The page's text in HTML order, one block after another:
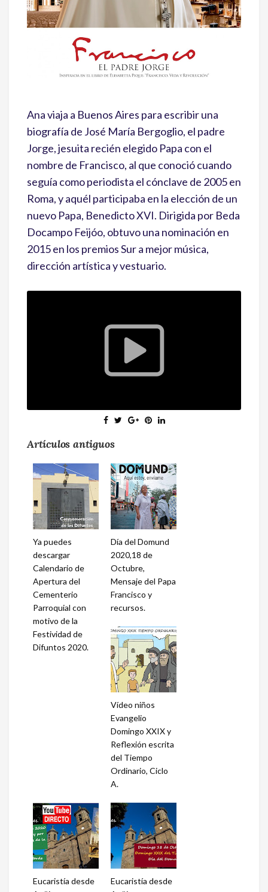
Ana viaja a Buenos Aires para escribir una
biografía de José María Bergoglio, el padre
Jorge, jesuita recién elegido Papa con el
nombre de Francisco, al que conoció cuando
seguía como periodista el cónclave de 2005 en
Roma, y aquél participaba en la elección de un
nuevo Papa, Benedicto XVI. Dirigida por Beda
Docampo Feijóo, obtuvo una nominación en
2015 en los premios Sur a mejor música,
dirección artística y vestuario.
Artículos antiguos
Ya puedes
descargar
Calendario de
Apertura del
Cementerio
Parroquial con
motivo de la
Festividad de
Difuntos 2020.
Día del Domund
2020,18 de
Octubre,
Mensaje del Papa
Francisco y
recursos.
Vídeo niños
Evangelio
Domingo XXIX y
Reflexión escrita
del Tiempo
Ordinario, Ciclo
A.
Eucaristía desde
Eucaristía desde